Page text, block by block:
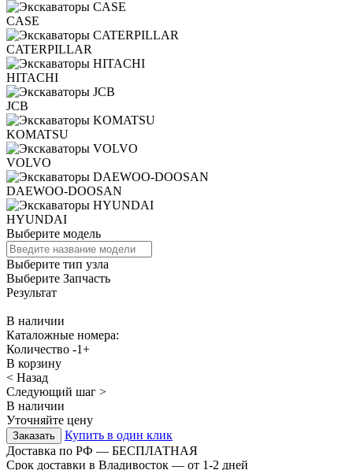
CASE
CATERPILLAR
HITACHI
JCB
KOMATSU
VOLVO
DAEWOO-DOOSAN
HYUNDAI
Выберите модель
Выберите тип узла
Выберите Запчасть
Результат
В наличии
Каталожные номера:
Количество -1+
В корзину
< Назад
Следующий шаг >
В наличии
Уточняйте цену
Купить в один клик
Доставка по РФ — БЕСПЛАТНАЯ
Срок доставки в Владивосток — от 1-2 дней